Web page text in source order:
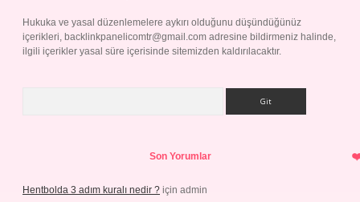
Hukuka ve yasal düzenlemelere aykırı olduğunu düşündüğünüz
içerikleri, backlinkpanelicomtr@gmail.com adresine bildirmeniz halinde,
ilgili içerikler yasal süre içerisinde sitemizden kaldırılacaktır.
Son Yorumlar
Hentbolda 3 adım kuralı nedir ? için admin